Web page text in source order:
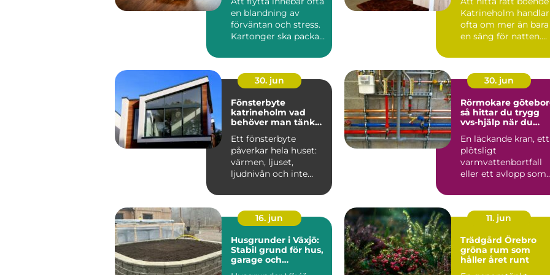
en blandning av
förväntan och stress.
Kartonger ska packas,
Katrineholm handlar
ofta om mer än bara
en säng för natten.
30. jun
Fönsterbyte
katrineholm vad
behöver man tänka
Ett fönsterbyte
påverkar hela huset:
värmen, ljuset,
ljudnivån och inte
man kommer...
30. jun
Rörmokare
så hittar du trygg
vvs-hjälp när du
En läckande kran, ett
plötsligt
varmvattenbortfall
eller ett avlopp som
igenom vatt...
16. jun
Husgrunder i Växjö:
Stabil grund för hus,
garage och
11. jun
Trädgård Örebro
gröna rum som
håller året runt